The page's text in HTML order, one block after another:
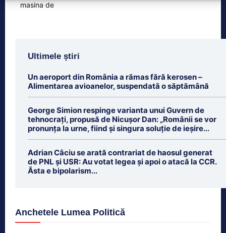
Ultimele știri
Un aeroport din România a rămas fără kerosen –
Alimentarea avioanelor, suspendată o săptămână
George Simion respinge varianta unui Guvern de
tehnocrați, propusă de Nicușor Dan: „Românii se vor
pronunța la urne, fiind și singura soluție de ieșire...
Adrian Câciu se arată contrariat de haosul generat
de PNL și USR: Au votat legea și apoi o atacă la CCR.
Ăsta e bipolarism...
Anchetele Lumea Politică